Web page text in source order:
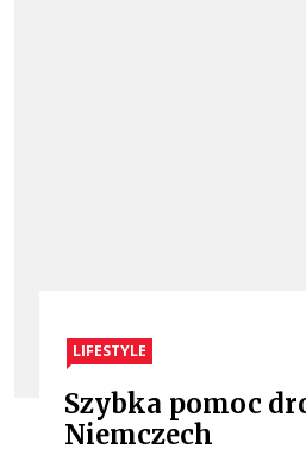
LIFESTYLE
Szybka pomoc
Niemczech